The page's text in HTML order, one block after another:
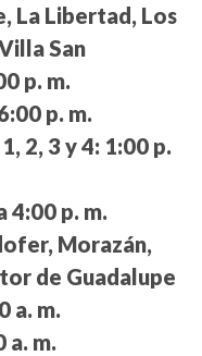
La Libertad, Los
San
p. m.
p. m.
2, 3 y 4: 1:00 p.
4:00 p. m.
Morazán,
de Guadalupe
a. m.
a. m.